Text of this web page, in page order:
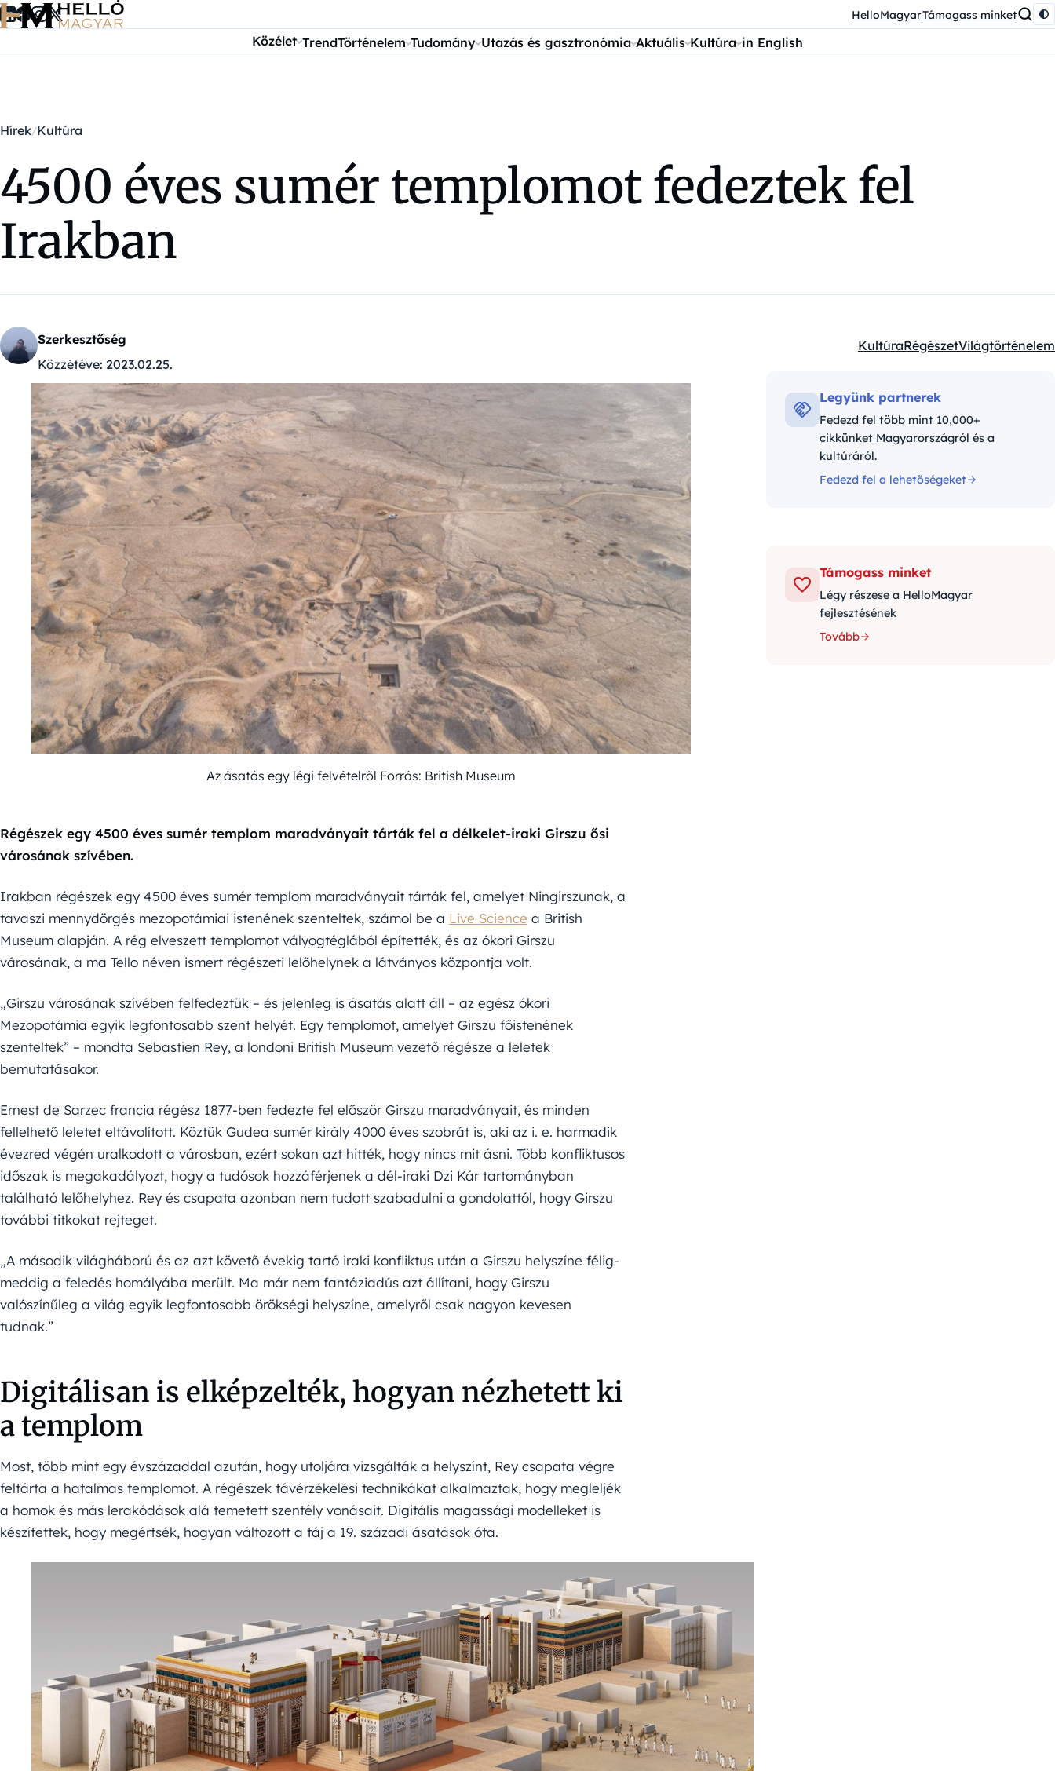
Ugrás a tartalomra HelloMagyarTámogass minket
Közélet TrendTörténelem Tudomány Utazás és gasztronómia Aktuális Kultúra in English
Hírek Kultúra
4500 éves sumér templomot fedeztek fel
Irakban
Szerkesztőség
Közzétéve: 2023.02.25.
Kategóriák:
KultúraRégészetVilágtörténelem
Az ásatás egy légi felvételről Forrás: British Museum
Régészek egy 4500 éves sumér templom maradványait tárták fel a délkelet-iraki Girszu ősi
városának szívében.
Irakban régészek egy 4500 éves sumér templom maradványait tárták fel, amelyet Ningirszunak, a
tavaszi mennydörgés mezopotámiai istenének szenteltek, számol be a Live Science a British
Museum alapján. A rég elveszett templomot vályogtéglából építették, és az ókori Girszu
városának, a ma Tello néven ismert régészeti lelőhelynek a látványos központja volt.
„Girszu városának szívében felfedeztük – és jelenleg is ásatás alatt áll – az egész ókori
Mezopotámia egyik legfontosabb szent helyét. Egy templomot, amelyet Girszu főistenének
szenteltek” – mondta Sebastien Rey, a londoni British Museum vezető régésze a leletek
bemutatásakor.
Ernest de Sarzec francia régész 1877-ben fedezte fel először Girszu maradványait, és minden
fellelhető leletet eltávolított. Köztük Gudea sumér király 4000 éves szobrát is, aki az i. e. harmadik
évezred végén uralkodott a városban, ezért sokan azt hitték, hogy nincs mit ásni. Több konfliktusos
időszak is megakadályozt, hogy a tudósok hozzáférjenek a dél-iraki Dzi Kár tartományban
található lelőhelyhez. Rey és csapata azonban nem tudott szabadulni a gondolattól, hogy Girszu
további titkokat rejteget.
„A második világháború és az azt követő évekig tartó iraki konfliktus után a Girszu helyszíne félig-
meddig a feledés homályába merült. Ma már nem fantáziadús azt állítani, hogy Girszu
valószínűleg a világ egyik legfontosabb örökségi helyszíne, amelyről csak nagyon kevesen
tudnak.”
Digitálisan is elképzelték, hogyan nézhetett ki
a templom
Most, több mint egy évszázaddal azután, hogy utoljára vizsgálták a helyszínt, Rey csapata végre
feltárta a hatalmas templomot. A régészek távérzékelési technikákat alkalmaztak, hogy megleljék
a homok és más lerakódások alá temetett szentély vonásait. Digitális magassági modelleket is
készítettek, hogy megértsék, hogyan változott a táj a 19. századi ásatások óta.
Legyünk partnerek
Fedezd fel több mint 10,000+
cikkünket Magyarországról és a
kultúráról.
Fedezd fel a lehetőségeket
Támogass minket
Légy részese a HelloMagyar
fejlesztésének
Tovább